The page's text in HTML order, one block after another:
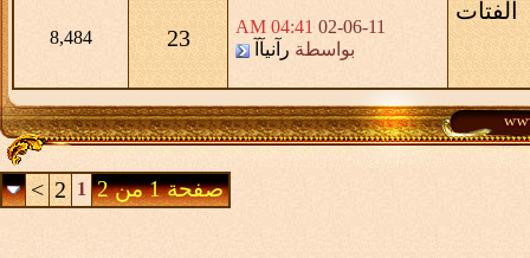
02-06-11
04:41 AM
بواسطة رآنيآآ 23
8,484
صفحة 1 من 2 1
2
>